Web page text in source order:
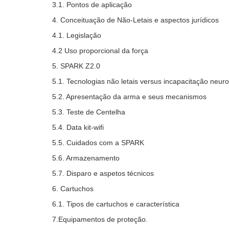
3.1. Pontos de aplicação
4. Conceituação de Não-Letais e aspectos jurídicos
4.1. Legislação
4.2 Uso proporcional da força
5. SPARK Z2.0
5.1. Tecnologias não letais versus incapacitação
5.2. Apresentação da arma e seus mecanismos
5.3. Teste de Centelha
5.4. Data kit-wifi
5.5. Cuidados com a SPARK
5.6. Armazenamento
5.7. Disparo e aspetos técnicos
6. Cartuchos
6.1. Tipos de cartuchos e característica
7.Equipamentos de proteção.